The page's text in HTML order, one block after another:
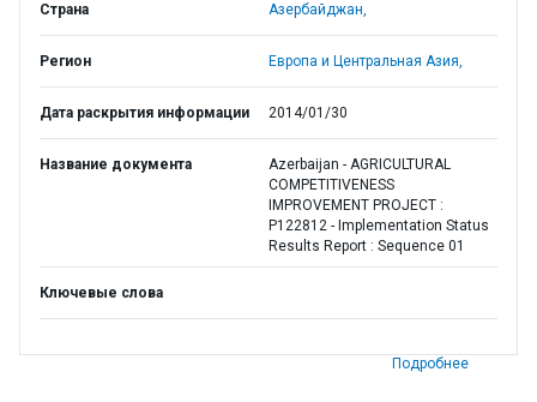
Страна Азербайджан,
Регион Европа и Центральная Азия,
Дата раскрытия информации 2014/01/30
Название документа
Azerbaijan - AGRICULTURAL
COMPETITIVENESS
IMPROVEMENT PROJECT :
P122812 - Implementation Status
Results Report : Sequence 01
Ключевые слова
Подробнее